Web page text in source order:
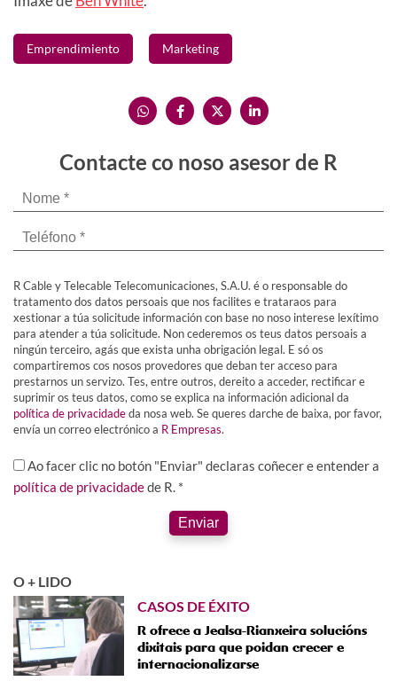
Emprendimiento Marketing
Contacte co noso asesor de R
R Cable y Telecable Telecomunicaciones, S.A.U. é o responsable do
tratamento dos datos persoais que nos facilites e trataraos para
xestionar a túa solicitude información con base no noso interese lexítimo
para atender a túa solicitude. Non cederemos os teus datos persoais a
ningún terceiro, agás que exista unha obrigación legal. E só os
compartiremos cos nosos provedores que deban ter acceso para
prestarnos un servizo. Tes, entre outros, dereito a acceder, rectificar e
suprimir os teus datos, como se explica na información adicional da
política de privacidadeda nosa web. Se queres darche de baixa, por favor,
envía un correo electrónico a R Empresas.
Ao facer clic no botón "Enviar" declaras coñecer e entender a
política de privacidadede R. *
Enviar
O + LIDO
CASOS DE ÉXITO
R ofrece a Jealsa-Rianxeira solucións
dixitais para que poidan crecer e
internacionalizarse